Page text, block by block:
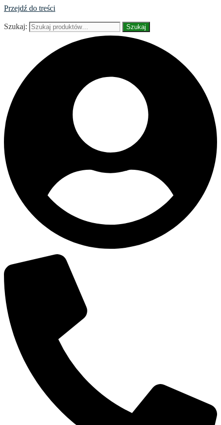
Przejdź do treści
Szukaj: Szukaj